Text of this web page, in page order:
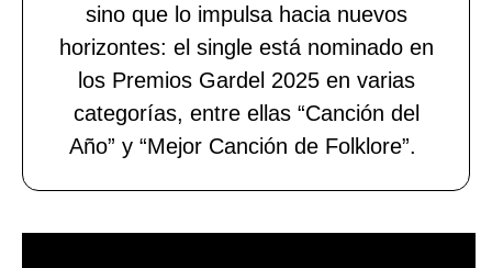
sino que lo impulsa hacia nuevos
horizontes: el single está nominado en
los Premios Gardel 2025 en varias
categorías, entre ellas “Canción del
Año” y “Mejor Canción de Folklore”.